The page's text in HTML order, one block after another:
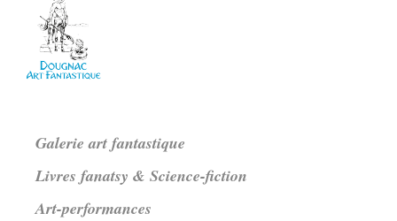
Galerie art fantastique
Livres fanatsy & Science-fiction
Art-performances